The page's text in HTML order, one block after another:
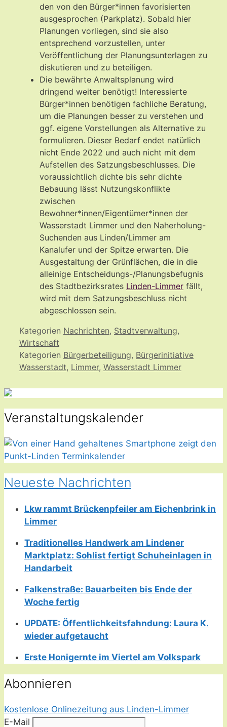
den von den Bürger*innen favorisierten
ausgesprochen (Parkplatz). Sobald hier
Planungen vorliegen, sind sie also
entsprechend vorzustellen, unter
Veröffentlichung der Planungsunterlagen zu
diskutieren und zu beteiligen.
Die bewährte Anwaltsplanung wird
dringend weiter benötigt! Interessierte
Bürger*innen benötigen fachliche Beratung,
um die Planungen besser zu verstehen und
ggf. eigene Vorstellungen als Alternative zu
formulieren. Dieser Bedarf endet natürlich
nicht Ende 2022 und auch nicht mit dem
Aufstellen des Satzungsbeschlusses. Die
voraussichtlich dichte bis sehr dichte
Bebauung lässt Nutzungskonflikte
zwischen
Bewohner*innen/Eigentümer*innen der
Wasserstadt Limmer und den Naherholung-
Suchenden aus Linden/Limmer am
Kanalufer und der Spitze erwarten. Die
Ausgestaltung der Grünflächen, die in die
alleinige Entscheidungs-/Planungsbefugnis
des Stadtbezirksrates Linden-Limmer fällt,
wird mit dem Satzungsbeschluss nicht
abgeschlossen sein.
Kategorien Nachrichten, Stadtverwaltung,
Wirtschaft
Kategorien Bürgerbeteiligung, Bürgerinitiative
Wasserstadt, Limmer, Wasserstadt Limmer
Veranstaltungskalender
Neueste Nachrichten
Lkw rammt Brückenpfeiler am Eichenbrink in
Limmer
Traditionelles Handwerk am Lindener
Marktplatz: Sohlist fertigt Schuheinlagen in
Handarbeit
Falkenstraße: Bauarbeiten bis Ende der
Woche fertig
UPDATE: Öffentlichkeitsfahndung: Laura K.
wieder aufgetaucht
Erste Honigernte im Viertel am Volkspark
Abonnieren
Kostenlose Onlinezeitung aus Linden-Limmer
E-Mail